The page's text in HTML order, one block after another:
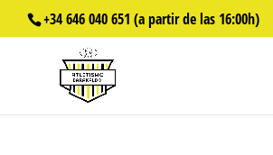
+34 646 040 651 (a partir de las 16:00h)